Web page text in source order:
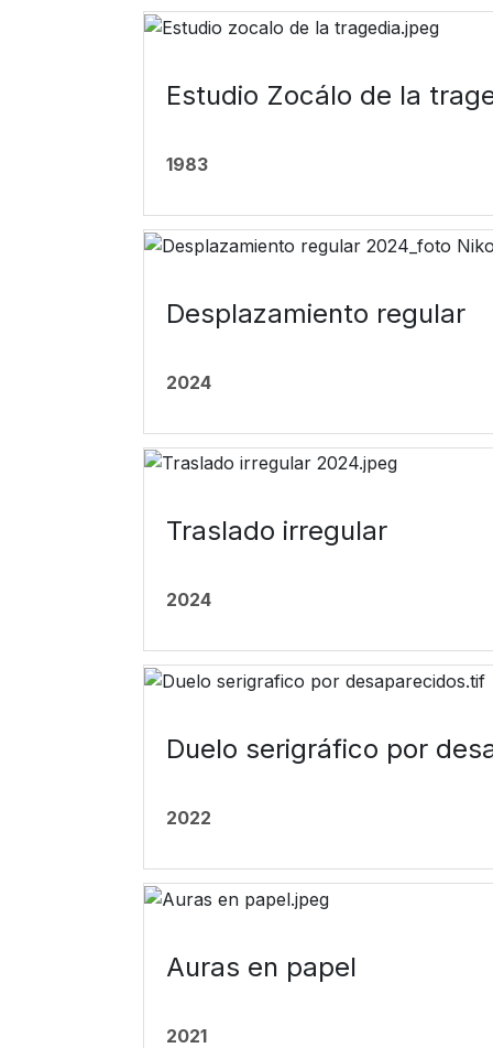
Estudio Zocálo de la
1983
Desplazamiento regular
2024
Traslado irregular
2024
Duelo serigráfico por
2022
Auras en papel
2021